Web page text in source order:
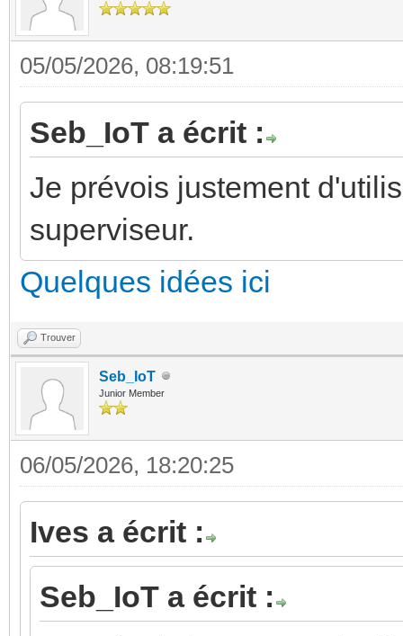
05/05/2026, 08:19:51
Seb_IoT a écrit :
Je prévois justement
superviseur.
Quelques idées ici
Trouver
Seb_IoT
Junior Member
06/05/2026, 18:20:25
Ives a écrit :
Seb_IoT a écrit :